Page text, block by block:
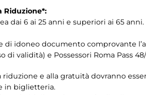
Riduzione*:
dai 6 ai 25 anni e superiori ai 65 anni.
di idoneo documento comprovante
di validità) e Possessori Roma Pass
e alla gratuità dovranno
in biglietteria.